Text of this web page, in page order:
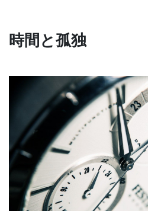
時間と孤独